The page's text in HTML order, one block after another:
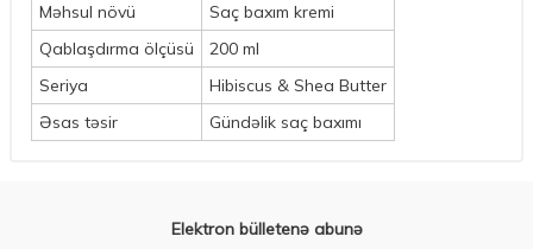
Məhsul növü
Saç baxım kremi
Qablaşdırma ölçüsü
200 ml
Seriya
Hibiscus & Shea Butter
Əsas təsir
Gündəlik saç baxımı
Elektron bülletenə abunə